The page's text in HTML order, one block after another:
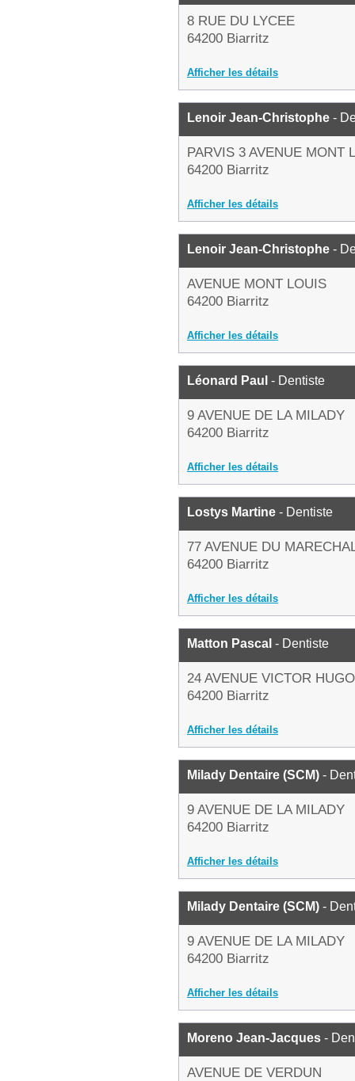
8 RUE DU LYCEE
64200 Biarritz
Afficher les détails
Lenoir Jean-Christophe -
PARVIS 3 AVENUE MONT
64200 Biarritz
Afficher les détails
Lenoir Jean-Christophe -
AVENUE MONT LOUIS
64200 Biarritz
Afficher les détails
Léonard Paul - Dentiste
9 AVENUE DE LA MILADY
64200 Biarritz
Afficher les détails
Lostys Martine - Dentiste
77 AVENUE DU
64200 Biarritz
Afficher les détails
Matton Pascal - Dentiste
24 AVENUE VICTOR HUGO
64200 Biarritz
Afficher les détails
Milady Dentaire (SCM) -
9 AVENUE DE LA MILADY
64200 Biarritz
Afficher les détails
Milady Dentaire (SCM) -
9 AVENUE DE LA MILADY
64200 Biarritz
Afficher les détails
Moreno Jean-Jacques -
AVENUE DE VERDUN